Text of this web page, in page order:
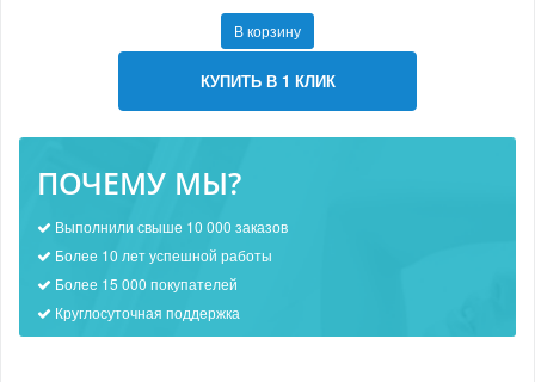
В корзину
КУПИТЬ В 1 КЛИК
ПОЧЕМУ МЫ?
Выполнили свыше 10 000 заказов
Более 10 лет успешной работы
Более 15 000 покупателей
Круглосуточная поддержка